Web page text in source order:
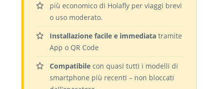
più economico di Holafly per viaggi brevi
o uso moderato.
Installazione facile e immediata tramite
App o QR Code
Compatibile con quasi tutti i modelli di
smartphone più recenti – non bloccati